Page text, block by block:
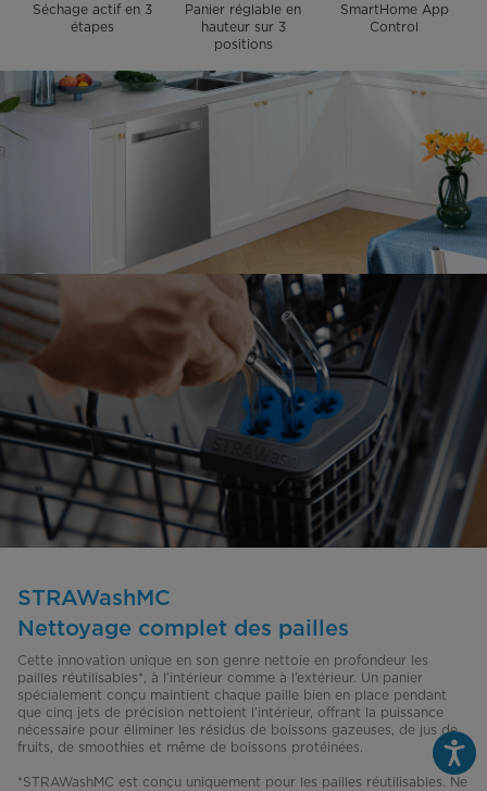
Séchage actif en 3
étapes
Panier réglable en
hauteur sur 3
positions
SmartHome App
Control
STRAWashMC
Nettoyage complet des pailles
Cette innovation unique en son genre nettoie en profondeur les
pailles réutilisables*, à l’intérieur comme à l’extérieur. Un panier
spécialement conçu maintient chaque paille bien en place pendant
que cinq jets de précision nettoient l’intérieur, offrant la puissance
nécessaire pour éliminer les résidus de boissons gazeuses, de jus de
fruits, de smoothies et même de boissons protéinées.
*STRAWashMC est conçu uniquement pour les pailles réutilisables. Ne